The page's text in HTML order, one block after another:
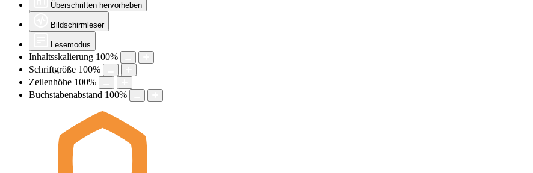
Überschriften hervorheben
Bildschirmleser
Lesemodus
Inhaltsskalierung 100%
Schriftgröße 100%
Zeilenhöhe 100%
Buchstabenabstand 100%